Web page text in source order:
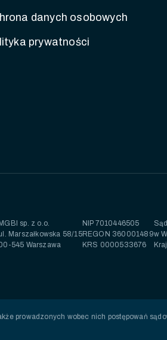
danych osobowych
prywatności
MGBI sp. z o.o.
Marszałkowska 58/15
545 Warszawa
NIP 7010446505
REGON 360001489
KRS 0000533676
w
prowadzonych wobec nich postępowań